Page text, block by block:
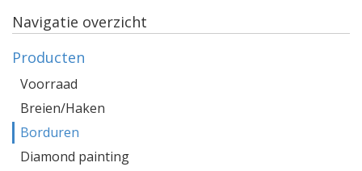
Navigatie overzicht
Producten
Voorraad
Breien/Haken
Borduren
Diamond painting